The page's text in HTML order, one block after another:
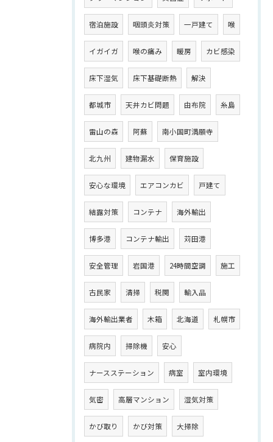
宿泊施設 咽頭炎対策 一戸建て 喉
イガイガ 喉の痛み 暖房 カビ感染
床下湿気 床下基礎断熱 解決
都城市 天井カビ問題 由布院 糸島
雷山の森 阿蘇 南小国町満願寺
北九州 建物漏水 保育施設
安心な環境 エアコンカビ 戸建て
結露対策 コンテナ 海外輸出
博多港 コンテナ輸出 苅田港
安全管理 岩国港 24時間空調 施工
古民家 清掃 税関 輸入品
海外輸出業者 木箱 北海道 札幌市
病院内 掃除機 安心
ナースステーション 病室 室内環境
気密 高層マンション 湿気対策
かび取り かび対策 大掃除